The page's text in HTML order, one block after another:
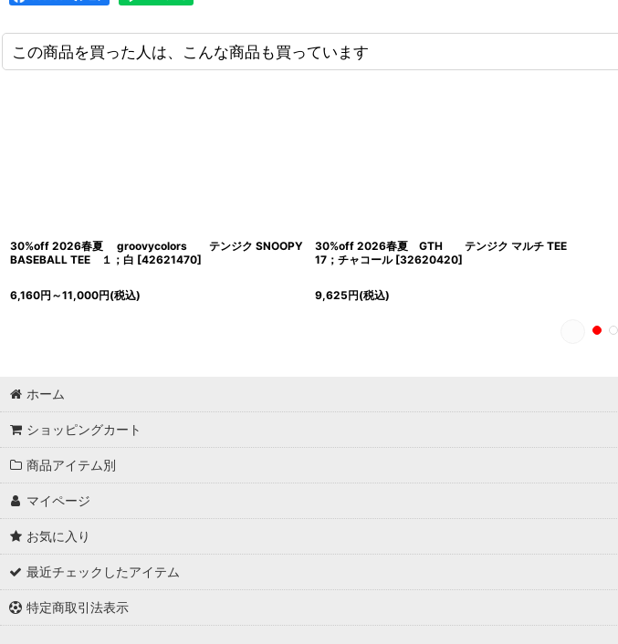
この商品を買った人は、こんな商品も買っています
30%off 2026春夏 groovycolors テンジク SNOOPY
BASEBALL TEE １；白 [42621470]
6,160円 ～11,000円(税込)
30%off 2026春夏 GTH テンジク マルチ TEE
17；チャコール [32620420]
9,625円(税込)
ホーム
ショッピングカート
商品アイテム別
マイページ
お気に入り
最近チェックしたアイテム
特定商取引法表示